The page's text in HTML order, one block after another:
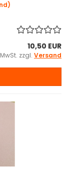
10,50 EUR
zzgl. Versand